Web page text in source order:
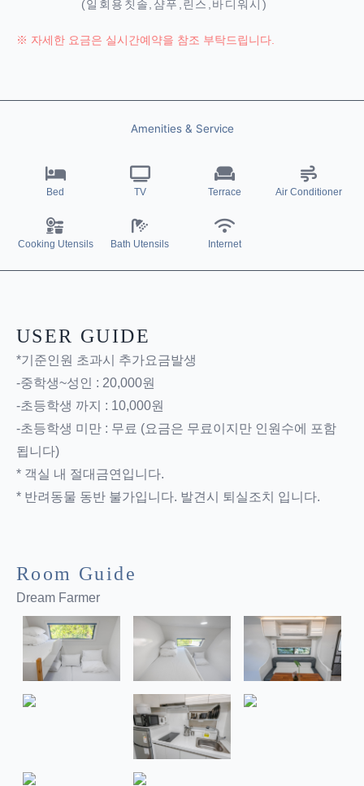
(일회용칫솔,샴푸,린스,바디워시)
※ 자세한 요금은 실시간예약을 참조 부탁드립니다.
Amenities & Service
Bed TV Terrace Air Conditioner
Cooking Utensils Bath Utensils Internet
USER GUIDE
*기준인원 초과시 추가요금발생
-중학생~성인 : 20,000원
-초등학생 까지 : 10,000원
-초등학생 미만 : 무료 (요금은 무료이지만 인원수에 포함
됩니다)
* 객실 내 절대금연입니다.
* 반려동물 동반 불가입니다. 발견시 퇴실조치 입니다.
Room Guide
Dream Farmer